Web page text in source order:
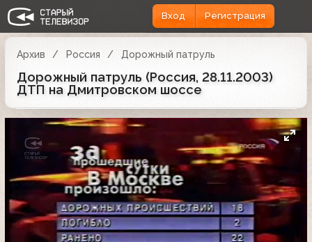
Вход Регистрация
Архив Россия Дорожный патруль
Дорожный патруль (Россия, 28.11.2003)
ДТП на Дмитровском шоссе